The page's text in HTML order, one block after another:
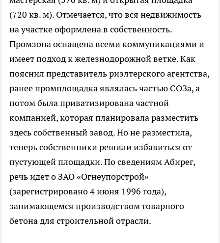
(720 кв. м). Отмечается, что вся недвижимость
на участке оформлена в собственность.
Промзона оснащена всеми коммуникациями и
имеет подход к железнодорожной ветке. Как
пояснил представитель риэлтерского агентства,
ранее промплощадка являлась частью СОЗа, а
потом была приватизирована частной
компанией, которая планировала разместить
здесь собственный завод. Но не разместила,
теперь собственники решили избавиться от
пустующей площадки. По сведениям Абирег,
речь идет о ЗАО «Огнеупорстрой»
(зарегистрировано 4 июня 1996 года),
занимающемся производством товарного
бетона для строительной отрасли.